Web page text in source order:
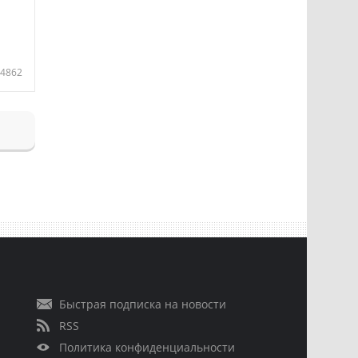
4862
Быстрая подписка на новости
RSS
Политика конфиденциальности